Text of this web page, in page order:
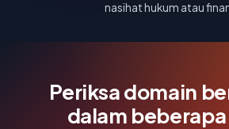
nasihat hukum atau
Periksa domain
dalam